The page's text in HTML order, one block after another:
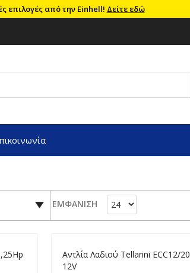
επιλογές από την Einhell! Δείτε εδώ
ΕΜΦΑΝΙΣΗ
Aντλία Λαδιού Tellarini ECC12/20
12V